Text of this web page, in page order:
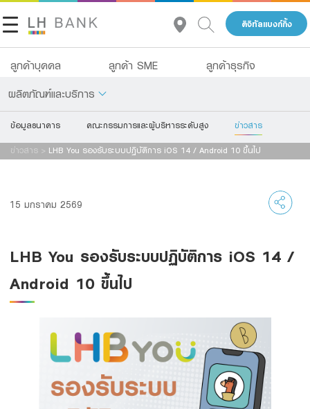
ดิจิทัลแบงก์กิ้ง
ลูกค้าบุคคล ลูกค้า SME ลูกค้าธุรกิจ
ผลิตภัณฑ์และบริการ
เกี่ยวกับเรา
ติดต่อเรา
โทร 1327
เงินฝาก
บริการ
ดิจิทัลแบงก์กิ้ง
Family Banking
Foreigners
ข้อมูลธนาคาร คณะกรรมการและผู้บริหารระดับสูง ข่าวสาร
ข่าวสาร > LHB You รองรับระบบปฏิบัติการ iOS 14 / Android 10 ขึ้นไป
15 มกราคม 2569
LHB You รองรับระบบปฏิบัติการ iOS 14 /
Android 10 ขึ้นไป